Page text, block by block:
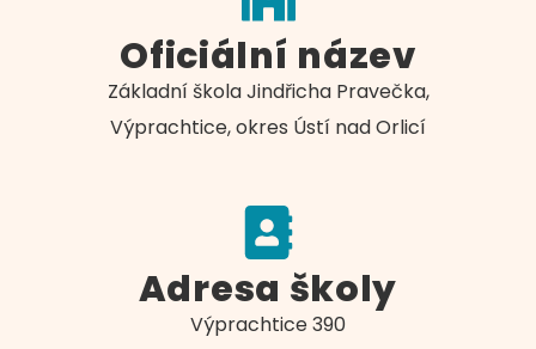
Oficiální název
Základní škola Jindřicha Pravečka,
Výprachtice, okres Ústí nad Orlicí
Adresa školy
Výprachtice 390